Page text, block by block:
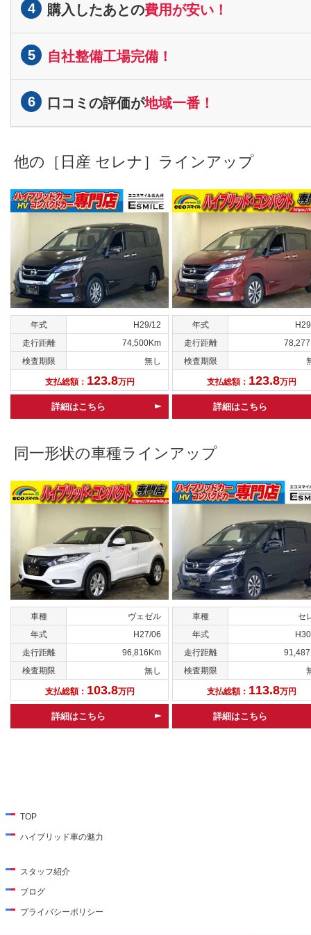
4 購入したあとの費用が安い！
5 自社整備工場完備！
6 口コミの評価が地域一番！
他の［日産 セレナ］ラインアップ
年式
H29/12
走行距離
74,500Km
検査期限
無し
支払総額： 123.8万円
詳細はこちら
年式
走行距離
検査期限
支払総額： 123.8万円
詳細はこちら
同一形状の車種ラインアップ
車種
ヴェゼル
年式
H27/06
走行距離
96,816Km
検査期限
無し
支払総額： 103.8万円
詳細はこちら
車種
セ
年式
走行距離
検査期限
支払総額： 113.8万円
詳細はこちら
TOP
ハイブリッド車の魅力
スタッフ紹介
ブログ
プライバシーポリシー